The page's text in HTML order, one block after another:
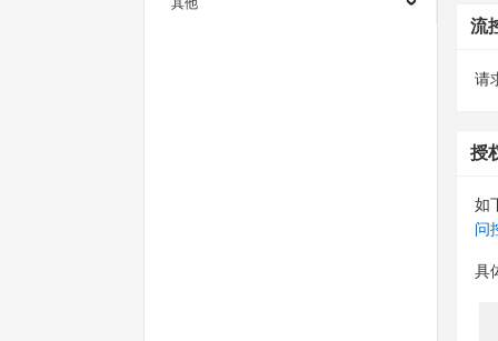
流
请
授
如
问
具